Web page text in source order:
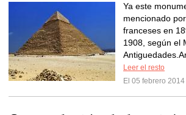
Ya este
mencionado
franceses en
1908, según el
Leer el resto
El 05 febrero